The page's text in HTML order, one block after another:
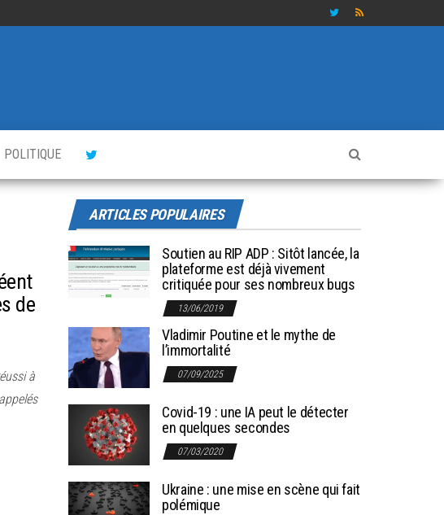
POLITIQUE
de
à
ARTICLES POPULAIRES
Soutien au RIP ADP : Sitôt lancée, la
plateforme est déjà vivement
critiquée pour ses nombreux bugs
13/06/2019
Vladimir Poutine et le mythe de
l’immortalité
07/09/2025
Covid-19 : une IA peut le détecter
en quelques secondes
07/03/2020
Ukraine : une mise en scène qui fait
polémique